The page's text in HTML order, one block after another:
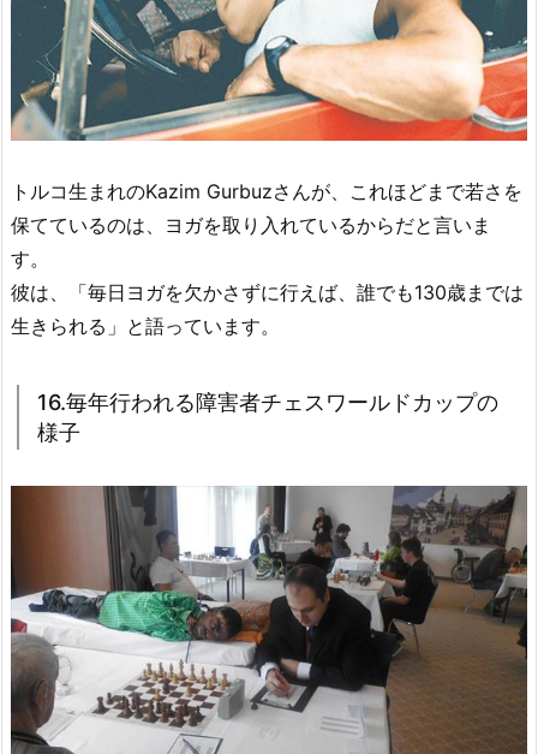
トルコ生まれのKazim Gurbuzさんが、これほどまで若さを
保てているのは、ヨガを取り入れているからだと言いま
す。
彼は、「毎日ヨガを欠かさずに行えば、誰でも130歳までは
生きられる」と語っています。
16.毎年行われる障害者チェスワールドカップの
様子